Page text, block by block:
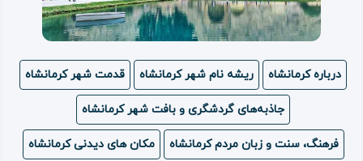
اقامتگاه
ویژه
درباره
درباره کرمانشاه ریشه نام شهر کرمانشاه قدمت شهر کرمانشاه
جاذبه‌های گردشگری و بافت شهر كرمانشاه
فرهنگ، سنت و زبان مردم کرمانشاه مکان های دیدنی کرمانشاه